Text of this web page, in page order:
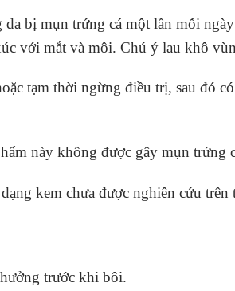
da bị mụn trứng cá một lần mỗi
với mắt và môi. Chú ý lau khô
tạm thời ngừng điều trị, sau đó
này không được gây mụn trứng
kem chưa được nghiên cứu trên
trước khi bôi.